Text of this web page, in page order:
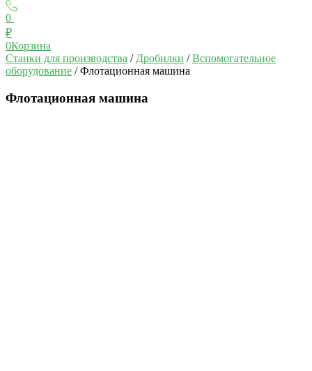
0
₽
0Корзина
Станки для производства / Дробилки /Вспомогательное
оборудование / Флотационная машина
Флотационная машина